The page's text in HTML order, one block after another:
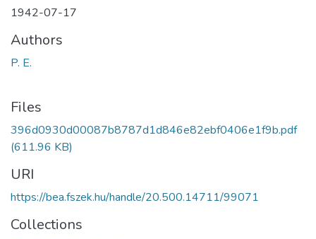
1942-07-17
Authors
P. E.
Files
396d0930d00087b8787d1d846e82ebf0406e1f9b.pdf
(611.96 KB)
URI
https://bea.fszek.hu/handle/20.500.14711/99071
Collections